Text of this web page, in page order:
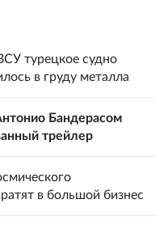
турецкое судно
в груду металла
Бандерасом
трейлер
в большой бизнес